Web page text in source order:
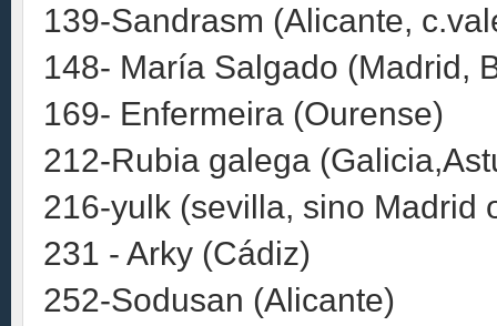
139-Sandrasm (Alicante,
148- María Salgado (Madrid,
169- Enfermeira (Ourense)
212-Rubia galega
216-yulk (sevilla, sino Madrid
231 - Arky (Cádiz)
252-Sodusan (Alicante)